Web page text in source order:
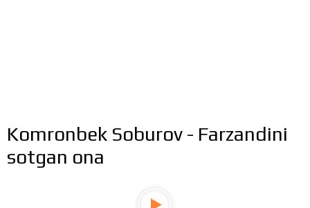
Komronbek Soburov - Farzandini
sotgan ona